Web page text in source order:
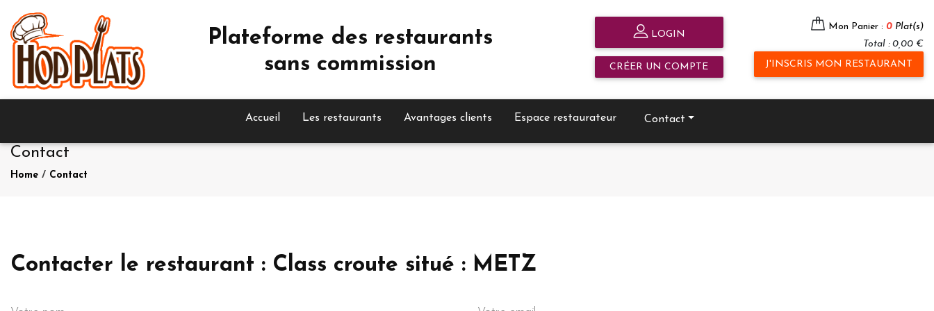
Plateforme des restaurants
sans commission
LOGIN
CRÉER UN COMPTE
Mon Panier : 0 Plat(s)
Total : 0,00 €
J'INSCRIS MON RESTAURANT
Accueil Les restaurants Avantages clients Espace restaurateur Contact
Contact
Home / Contact
Contacter le restaurant : Class croute situé : METZ